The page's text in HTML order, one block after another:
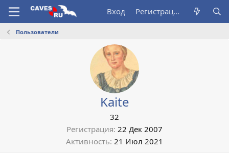
Вход Регистрация
Пользователи
Kaite
32
Регистрация 22 Дек 2007
Активность 21 Июл 2021